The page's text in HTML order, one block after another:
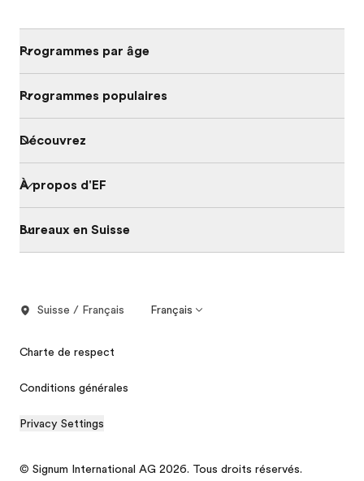
Programmes par âge
Programmes populaires
Découvrez
À propos d'EF
Bureaux en Suisse
Suisse / Français Français
Charte de respect
Conditions générales
Privacy Settings
© Signum International AG 2026. Tous droits réservés.